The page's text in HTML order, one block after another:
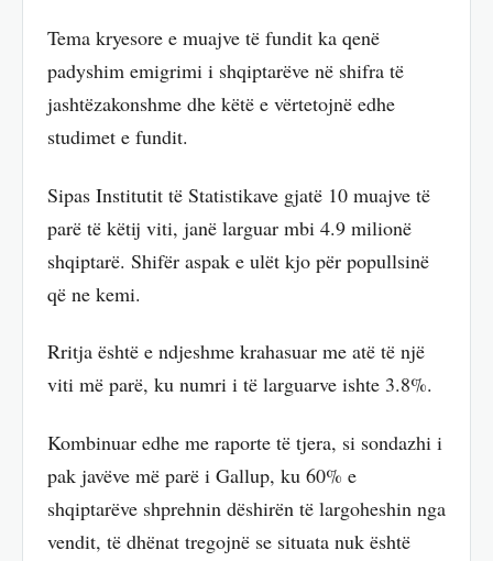
Tema kryesore e muajve të fundit ka qenë
padyshim emigrimi i shqiptarëve në shifra të
jashtëzakonshme dhe këtë e vërtetojnë edhe
studimet e fundit.
Sipas Institutit të Statistikave gjatë 10 muajve të
parë të këtij viti, janë larguar mbi 4.9 milionë
shqiptarë. Shifër aspak e ulët kjo për popullsinë
që ne kemi.
Rritja është e ndjeshme krahasuar me atë të një
viti më parë, ku numri i të larguarve ishte 3.8%.
Kombinuar edhe me raporte të tjera, si sondazhi i
pak javëve më parë i Gallup, ku 60% e
shqiptarëve shprehnin dëshirën të largoheshin nga
vendit, të dhënat tregojnë se situata nuk është